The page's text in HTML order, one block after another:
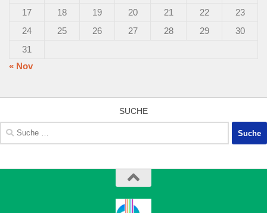
17
18 19 20 21 22
23
24
25 26 27 28 29
30
31
« Nov
SUCHE
nach: